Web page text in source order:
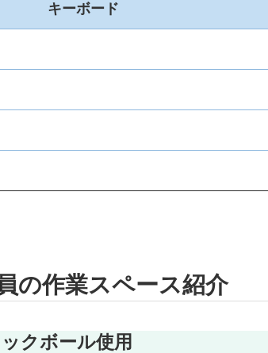
キーボード
の作業スペース紹介
クボール使用